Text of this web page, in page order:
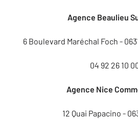
Agence Beaulieu
6 Boulevard Maréchal Foch -
04 92 26 10
Agence Nice
12 Quai Papacino -